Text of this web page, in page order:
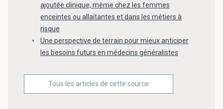
ajoutée clinique, même chez les femmes
enceintes ou allaitantes et dans les métiers à
risque
Une perspective de terrain pour mieux anticiper
les besoins futurs en médecins généralistes
Tous les articles de cette source